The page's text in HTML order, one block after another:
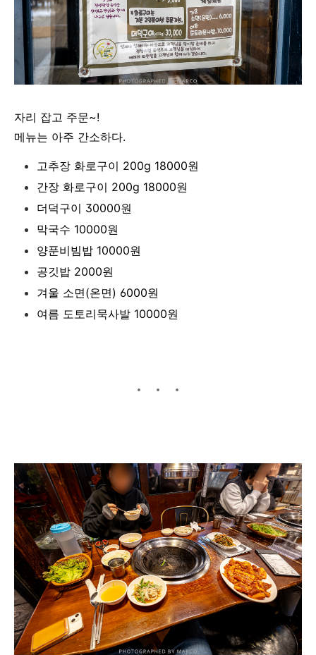
자리 잡고 주문~!
메뉴는 아주 간소하다.
고추장 화로구이 200g 18000원
간장 화로구이 200g 18000원
더덕구이 30000원
막국수 10000원
양푼비빔밥 10000원
공깃밥 2000원
겨울 소면(온면) 6000원
여름 도토리묵사발 10000원